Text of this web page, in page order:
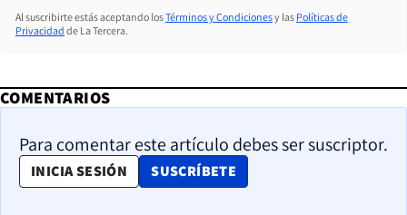
Al suscribirte estás aceptando losTérminos y Condicionesy las Políticas de
Privacidad de La Tercera.
COMENTARIOS
Para comentar este artículo debes ser suscriptor.
INICIA SESIÓN SUSCRÍBETE
OPENS IN NEW WINDOW